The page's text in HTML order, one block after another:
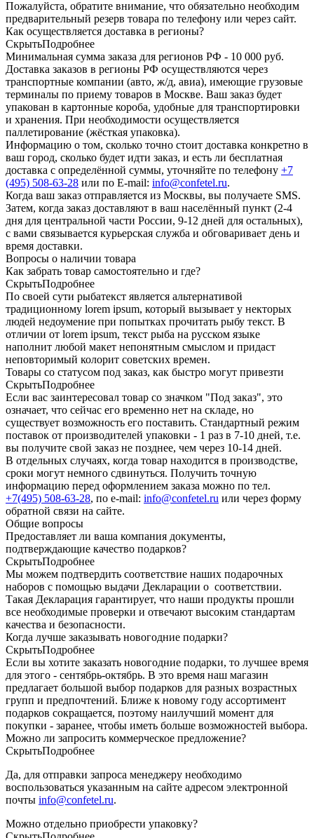
Пожалуйста, обратите внимание, что обязательно необходим
предварительный резерв товара по телефону или через сайт.
Как осуществляется доставка в регионы?
СкрытьПодробнее
Минимальная сумма заказа для регионов РФ - 10 000 руб.
Доставка заказов в регионы РФ осуществляются через
транспортные компании (авто, ж/д, авиа), имеющие грузовые
терминалы по приему товаров в Москве. Ваш заказ будет
упакован в картонные короба, удобные для транспортировки
и хранения. При необходимости осуществляется
паллетирование (жёсткая упаковка).
Информацию о том, сколько точно стоит доставка конкретно в
ваш город, сколько будет идти заказ, и есть ли бесплатная
доставка с определённой суммы, уточняйте по телефону +7
(495) 508-63-28 или по E-mail: info@confetel.ru.
Когда ваш заказ отправляется из Москвы, вы получаете SMS.
Затем, когда заказ доставляют в ваш населённый пункт (2-4
дня для центральной части России, 9-12 дней для остальных),
с вами связывается курьерская служба и обговаривает день и
время доставки.
Вопросы о наличии товара
Как забрать товар самостоятельно и где?
СкрытьПодробнее
По своей сути рыбатекст является альтернативой
традиционному lorem ipsum, который вызывает у некторых
людей недоумение при попытках прочитать рыбу текст. В
отличии от lorem ipsum, текст рыба на русском языке
наполнит любой макет непонятным смыслом и придаст
неповторимый колорит советских времен.
Товары со статусом под заказ, как быстро могут привезти
СкрытьПодробнее
Если вас заинтересовал товар со значком "Под заказ", это
означает, что сейчас его временно нет на складе, но
существует возможность его поставить. Стандартный режим
поставок от производителей упаковки - 1 раз в 7-10 дней, т.е.
вы получите свой заказ не позднее, чем через 10-14 дней.
В отдельных случаях, когда товар находится в производстве,
сроки могут немного сдвинуться. Получить точную
информацию перед оформлением заказа можно по тел.
+7(495) 508-63-28, по e-mail: info@confetel.ru или через форму
обратной связи на сайте.
Общие вопросы
Предоставляет ли ваша компания документы,
подтверждающие качество подарков?
СкрытьПодробнее
Мы можем подтвердить соответствие наших подарочных
наборов с помощью выдачи Декларации о соответствии.
Такая Декларация гарантирует, что наши продукты прошли
все необходимые проверки и отвечают высоким стандартам
качества и безопасности.
Когда лучше заказывать новогодние подарки?
СкрытьПодробнее
Если вы хотите заказать новогодние подарки, то лучшее время
для этого - сентябрь-октябрь. В это время наш магазин
предлагает большой выбор подарков для разных возрастных
групп и предпочтений. Ближе к новому году ассортимент
подарков сокращается, поэтому наилучший момент для
покупки - заранее, чтобы иметь больше возможностей выбора.
Можно ли запросить коммерческое предложение?
СкрытьПодробнее
Да, для отправки запроса менеджеру необходимо
воспользоваться указанным на сайте адресом электронной
почты info@confetel.ru.
Можно отдельно приобрести упаковку?